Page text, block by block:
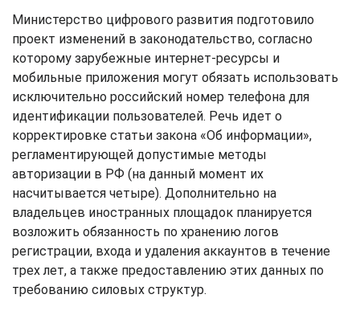
Министерство цифрового развития подготовило
проект изменений в законодательство, согласно
которому зарубежные интернет-ресурсы и
мобильные приложения могут обязать использовать
исключительно российский номер телефона для
идентификации пользователей. Речь идет о
корректировке статьи закона «Об информации»,
регламентирующей допустимые методы
авторизации в РФ (на данный момент их
насчитывается четыре). Дополнительно на
владельцев иностранных площадок планируется
возложить обязанность по хранению логов
регистрации, входа и удаления аккаунтов в течение
трех лет, а также предоставлению этих данных по
требованию силовых структур.